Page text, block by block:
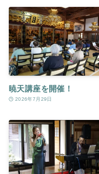
暁天講座を開催！
2026年7月29日